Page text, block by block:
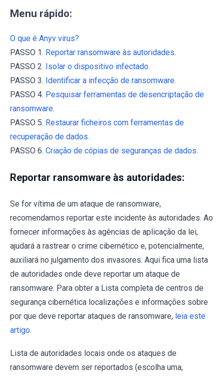
Menu rápido:
O que é Anyv virus?
PASSO 1. Reportar ransomware às autoridades.
PASSO 2. Isolar o dispositivo infectado.
PASSO 3. Identificar a infecção de ransomware.
PASSO 4. Pesquisar ferramentas de desencriptação de
ransomware.
PASSO 5. Restaurar ficheiros com ferramentas de
recuperação de dados.
PASSO 6. Criação de cópias de seguranças de dados.
Reportar ransomware às autoridades:
Se for vítima de um ataque de ransomware,
recomendamos reportar este incidente às autoridades. Ao
fornecer informações às agências de aplicação da lei,
ajudará a rastrear o crime cibernético e, potencialmente,
auxiliará no julgamento dos invasores. Aqui fica uma lista
de autoridades onde deve reportar um ataque de
ransomware. Para obter a Lista completa de centros de
segurança cibernética localizações e informações sobre
por que deve reportar ataques de ransomware, leia este
artigo.
Lista de autoridades locais onde os ataques de
ransomware devem ser reportados (escolha uma,